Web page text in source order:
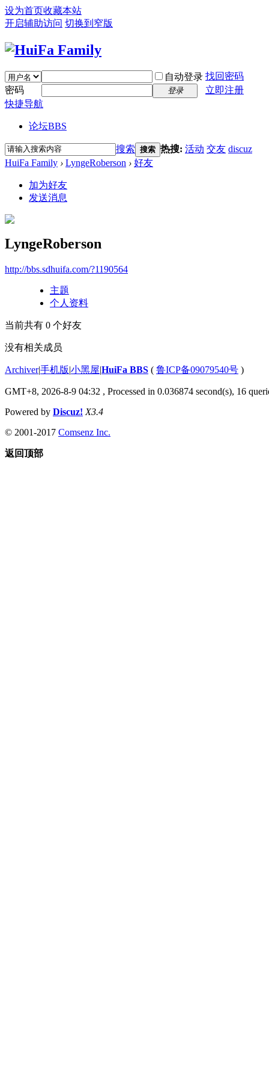
设为首页收藏本站
开启辅助访问 切换到窄版
自动登录 找回密码
密码
登录
立即注册
快捷导航
论坛BBS
搜索 搜索 热搜: 活动 交友 discuz
HuiFa Family › LyngeRoberson › 好友
加为好友
发送消息
LyngeRoberson
http://bbs.sdhuifa.com/?1190564
主题
个人资料
当前共有 0 个好友
没有相关成员
Archiver|手机版|小黑屋|HuiFa BBS ( 鲁ICP备09079540号 )
GMT+8, 2026-8-9 04:32 , Processed in 0.036874 second(s), 16
Powered by Discuz! X3.4
© 2001-2017 Comsenz Inc.
返回顶部